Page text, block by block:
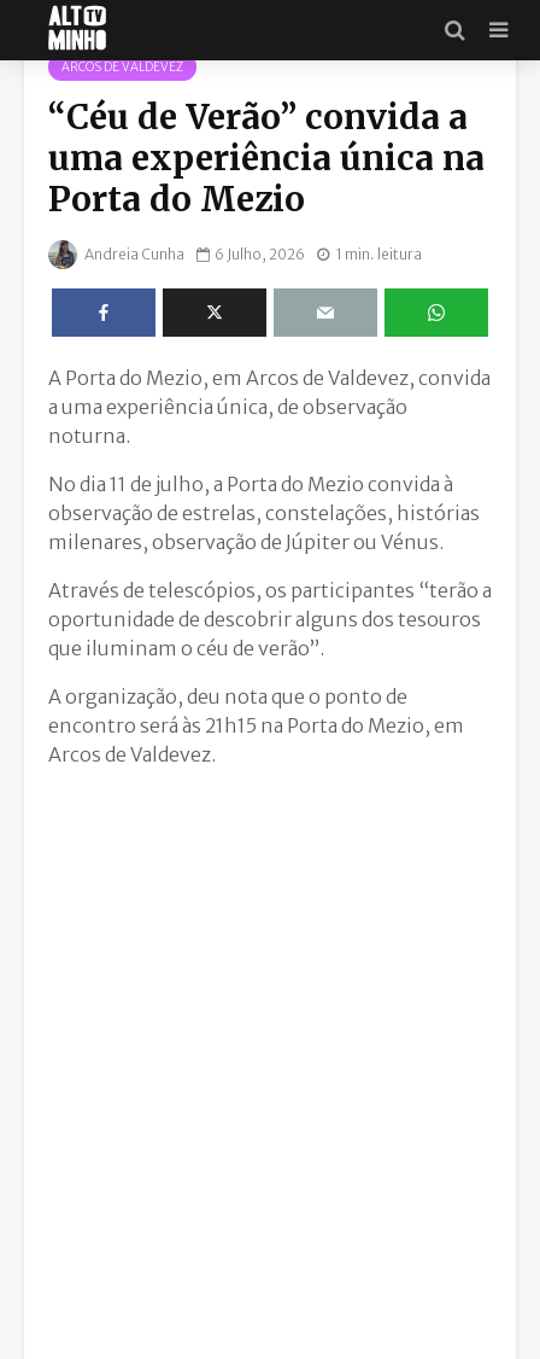
ARCOS DE VALDEVEZ
“Céu de Verão” convida a
uma experiência única na
Porta do Mezio
Andreia Cunha 6 Julho, 2026 1 min. leitura
A Porta do Mezio, em Arcos de Valdevez, convida
a uma experiência única, de observação
noturna.
No dia 11 de julho, a Porta do Mezio convida à
observação de estrelas, constelações, histórias
milenares, observação de Júpiter ou Vénus.
Através de telescópios, os participantes “terão a
oportunidade de descobrir alguns dos tesouros
que iluminam o céu de verão”.
A organização, deu nota que o ponto de
encontro será às 21h15 na Porta do Mezio, em
Arcos de Valdevez.